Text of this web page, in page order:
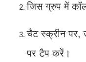
जिस ग्रुप में
चैट स्क्रीन
पर टैप करें।